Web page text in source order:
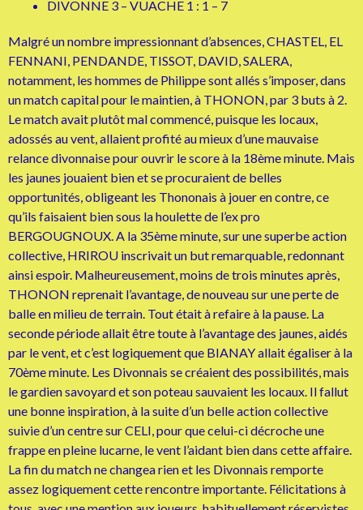
DIVONNE 3 – VUACHE 1 : 1 – 7
Malgré un nombre impressionnant d’absences, CHASTEL, EL
FENNANI, PENDANDE, TISSOT, DAVID, SALERA,
notamment, les hommes de Philippe sont allés s’imposer, dans
un match capital pour le maintien, à THONON, par 3 buts à 2.
Le match avait plutôt mal commencé, puisque les locaux,
adossés au vent, allaient profité au mieux d’une mauvaise
relance divonnaise pour ouvrir le score à la 18ème minute. Mais
les jaunes jouaient bien et se procuraient de belles
opportunités, obligeant les Thononais à jouer en contre, ce
qu’ils faisaient bien sous la houlette de l’ex pro
BERGOUGNOUX. A la 35ème minute, sur une superbe action
collective, HRIROU inscrivait un but remarquable, redonnant
ainsi espoir. Malheureusement, moins de trois minutes après,
THONON reprenait l’avantage, de nouveau sur une perte de
balle en milieu de terrain. Tout était à refaire à la pause. La
seconde période allait être toute à l’avantage des jaunes, aidés
par le vent, et c’est logiquement que BIANAY allait égaliser à la
70ème minute. Les Divonnais se créaient des possibilités, mais
le gardien savoyard et son poteau sauvaient les locaux. Il fallut
une bonne inspiration, à la suite d’un belle action collective
suivie d’un centre sur CELI, pour que celui-ci décroche une
frappe en pleine lucarne, le vent l’aidant bien dans cette affaire.
La fin du match ne changea rien et les Divonnais remporte
assez logiquement cette rencontre importante. Félicitations à